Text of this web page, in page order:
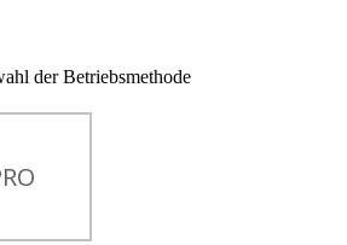
der Betriebsmethode